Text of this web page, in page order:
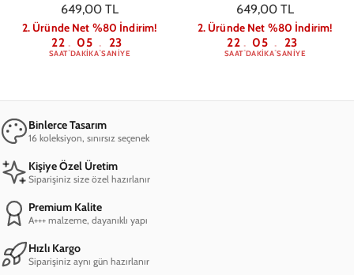
649,00 TL
2. Üründe Net %80 İndirim!
22
SAAT: 05
DAKIKA: 22
SANIYE
649,00 TL
2. Üründe Net %80 İndirim!
22
SAAT: 05
DAKIKA: 22
SANIYE
Binlerce Tasarım
16 koleksiyon, sınırsız seçenek
Kişiye Özel Üretim
Siparişiniz size özel hazırlanır
Premium Kalite
A+++ malzeme, dayanıklı yapı
Hızlı Kargo
Siparişiniz aynı gün hazırlanır